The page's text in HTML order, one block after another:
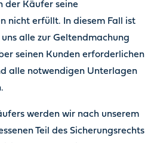
der Käufer seine
nicht erfüllt. In diesem Fall ist
alle zur Geltendmachung
seinen Kunden erforderlichen
alle notwendigen Unterlagen
werden wir nach unserem
Teil des Sicherungsrechts